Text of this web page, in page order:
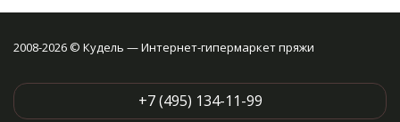
2008-2026 © Кудель — Интернет-гипермаркет пряжи
+7 (495) 134-11-99